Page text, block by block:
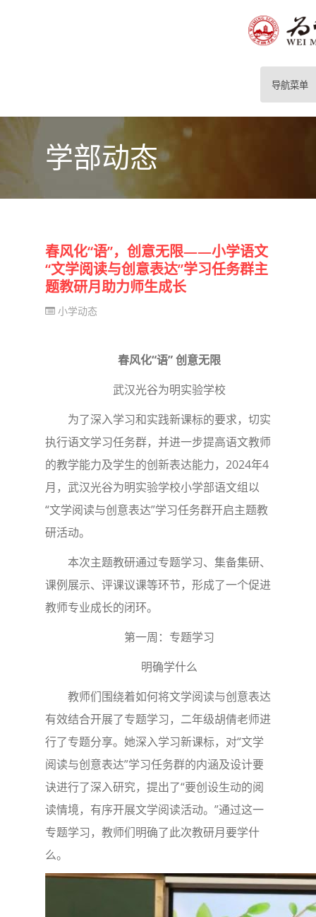
导航菜单
学部动态
春风化“语”，创意无限——小学语文
“文学阅读与创意表达”学习任务群主
题教研月助力师生成长
小学动态
春风化“语” 创意无限
武汉光谷为明实验学校
为了深入学习和实践新课标的要求，切实
执行语文学习任务群，并进一步提高语文教师
的教学能力及学生的创新表达能力，2024年4
月，武汉光谷为明实验学校小学部语文组以
“文学阅读与创意表达”学习任务群开启主题教
研活动。
本次主题教研通过专题学习、集备集研、
课例展示、评课议课等环节，形成了一个促进
教师专业成长的闭环。
第一周：专题学习
明确学什么
教师们围绕着如何将文学阅读与创意表达
有效结合开展了专题学习，二年级胡倩老师进
行了专题分享。她深入学习新课标，对“文学
阅读与创意表达”学习任务群的内涵及设计要
诀进行了深入研究，提出了“要创设生动的阅
读情境，有序开展文学阅读活动。”通过这一
专题学习，教师们明确了此次教研月要学什
么。